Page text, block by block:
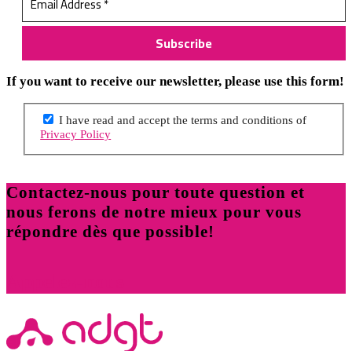
If you want to receive our newsletter, please use this form!
I have read and accept the terms and conditions of
Privacy Policy
Contactez-nous pour toute question et
nous ferons de notre mieux pour vous
répondre dès que possible!